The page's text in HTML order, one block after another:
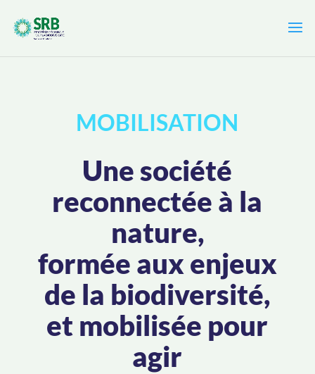
MOBILISATION
Une société
reconnectée à la
nature,
formée aux enjeux
de la biodiversité,
et mobilisée pour
agir